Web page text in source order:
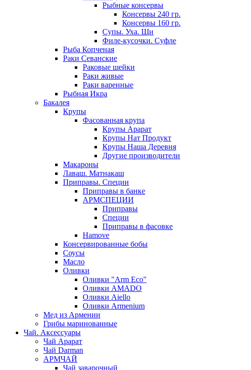
Рыбные консервы
Консервы 240 гр.
Консервы 160 гр.
Супы. Уха. Щи
Филе-кусочки. Суфле
Рыба Копченая
Раки Севанские
Раковые шейки
Раки живые
Раки варенные
Рыбная Икра
Бакалея
Крупы
Фасованная крупа
Крупы Арарат
Крупы Нат Продукт
Крупы Наша Деревня
Другие производители
Макароны
Лаваш. Матнакаш
Приправы. Специи
Приправы в банке
АРМСПЕЦИИ
Приправы
Специи
Приправы в фасовке
Hamove
Консервированные бобы
Соусы
Масло
Оливки
Оливки "Arm Eco"
Оливки AMADO
Оливки Aiello
Оливки Armenium
Мед из Армении
Грибы маринованные
Чай. Аксессуары
Чай Арарат
Чай Darman
АРМЧАЙ
Чай заварочный